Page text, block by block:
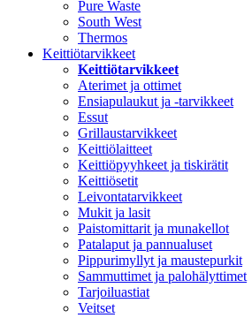
Pure Waste
South West
Thermos
Keittiötarvikkeet
Keittiötarvikkeet
Aterimet ja ottimet
Ensiapulaukut ja -tarvikkeet
Essut
Grillaustarvikkeet
Keittiölaitteet
Keittiöpyyhkeet ja tiskirätit
Keittiösetit
Leivontatarvikkeet
Mukit ja lasit
Paistomittarit ja munakellot
Patalaput ja pannualuset
Pippurimyllyt ja maustepurkit
Sammuttimet ja palohälyttimet
Tarjoiluastiat
Veitset